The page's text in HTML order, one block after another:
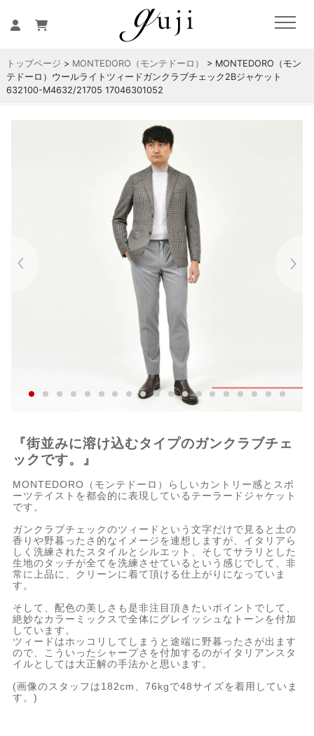
トップページ > MONTEDORO（モンテドーロ）
> MONTEDORO（モン
テドーロ）ウールライトツィードガンクラブチェック2Bジャケット
632100-M4632/21705 17046301052
『街並みに溶け込むタイプのガンクラブチェ
ックです。』
MONTEDORO（モンテドーロ）らしいカントリー感とスポ
ーツテイストを都会的に表現しているテーラードジャケット
です。
ガンクラブチェックのツィードという文字だけで見ると土の
香りや野暮ったさ的なイメージを連想しますが、イタリアら
しく洗練されたスタイルとシルエット、そしてサラリとした
生地のタッチが全てを洗練させているという感じでして、非
常に上品に、クリーンに着て頂ける仕上がりになっていま
す。
そして、配色の美しさも是非注目頂きたいポイントでして、
絶妙なカラーミックスで全体にグレイッシュなトーンを付加
しています。
ツィードはホッコリしてしまうと途端に野暮ったさが出ます
ので、こういったシャープさを付加するのがイタリアンスタ
イルとしては大正解の手法かと思います。
(画像のスタッフは182cm、76kgで48サイズを着用していま
す。)